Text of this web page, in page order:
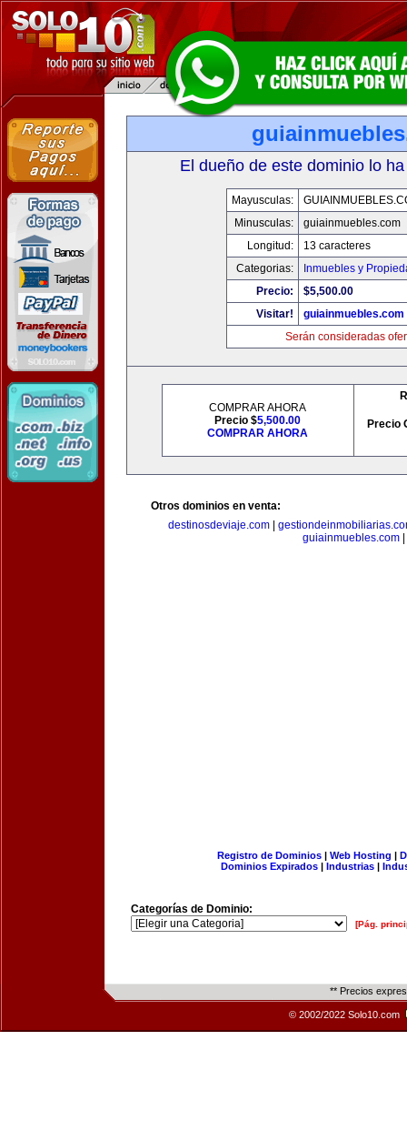
El dueño de este dominio lo
Mayusculas:
Minusculas:
guiainmuebles.com
Longitud:
13 caracteres
Categorias:
Inmuebles y
Precio:
$5,500.00
Visitar!
guiainmuebles.com
Serán consideradas
COMPRAR AHORA
Precio $5,500.00
COMPRAR AHORA
Precio
Otros dominios en venta:
destinosdeviaje.com|
guiainmuebles.com|
Registro de Dominios| Web Hosting |
Dominios Expirados | Industrias |
Categorías de Dominio:
[Pág.
** Precios
© 2002/2022 Solo10.com